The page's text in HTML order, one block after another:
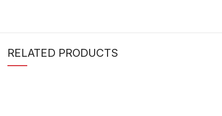
RELATED PRODUCTS